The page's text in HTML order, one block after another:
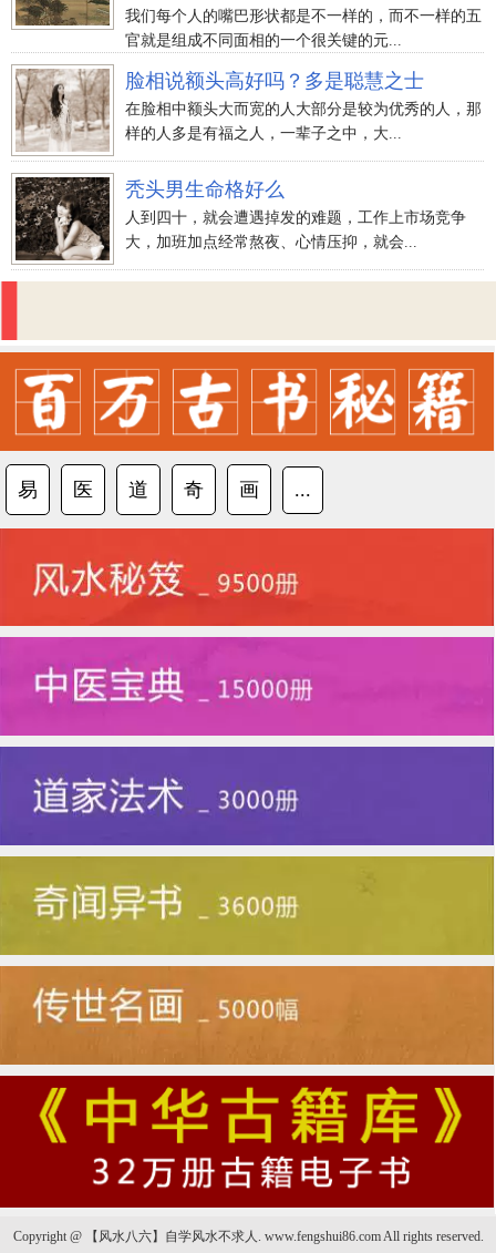
我们每个人的嘴巴形状都是不一样的，而不一样的五
官就是组成不同面相的一个很关键的元...
脸相说额头高好吗？多是聪慧之士
在脸相中额头大而宽的人大部分是较为优秀的人，那
样的人多是有福之人，一辈子之中，大...
秃头男生命格好么
人到四十，就会遭遇掉发的难题，工作上市场竞争
大，加班加点经常熬夜、心情压抑，就会...
易 医 道 奇 画 ...
Copyright @ 【风水八六】自学风水不求人. www.fengshui86.com All rights reserved.